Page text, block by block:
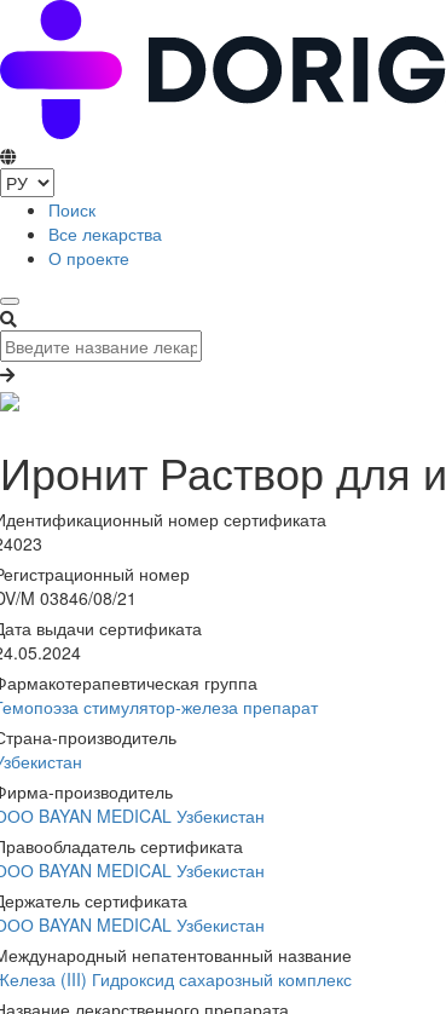
Поиск
Все лекарства
О проекте
Иронит Раствор
номер сертификата
номер
M 03846/08/21
выдачи сертификата
группа
стимулятор-железа препарат
производитель
производитель
BAYAN MEDICAL Узбекистан
сертификата
BAYAN MEDICAL Узбекистан
сертификата
BAYAN MEDICAL Узбекистан
непатентованный название
(III) Гидроксид сахарозный комплекс
лекарственного препарата